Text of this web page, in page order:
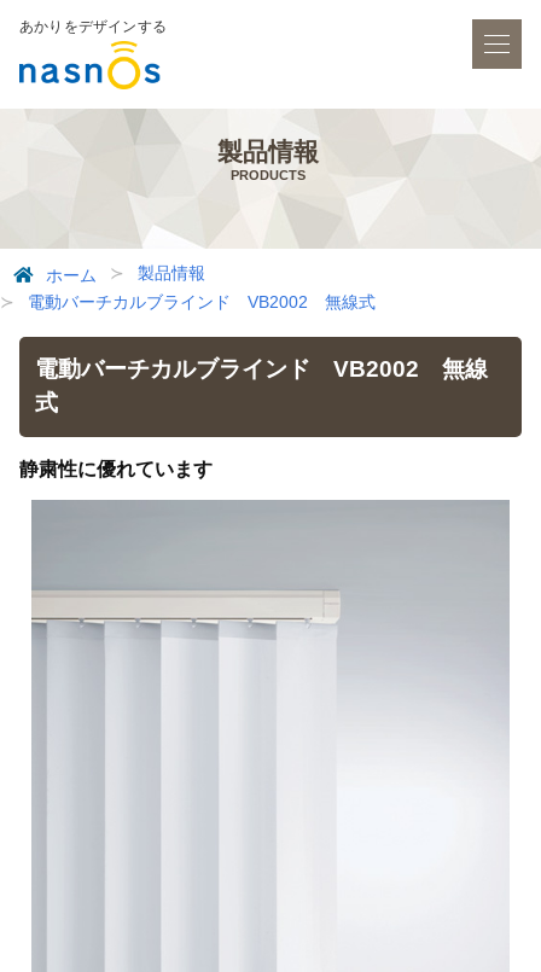
あかりをデザインする
製品情報
PRODUCTS
ホーム
製品情報
電動バーチカルブラインド VB2002 無線式
電動バーチカルブラインド VB2002 無線
式
静粛性に優れています